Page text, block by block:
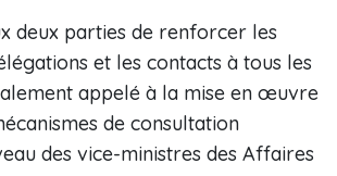
deux parties de renforcer les
et les contacts à tous les
appelé à la mise en œuvre
de consultation
des vice-ministres des Affaires